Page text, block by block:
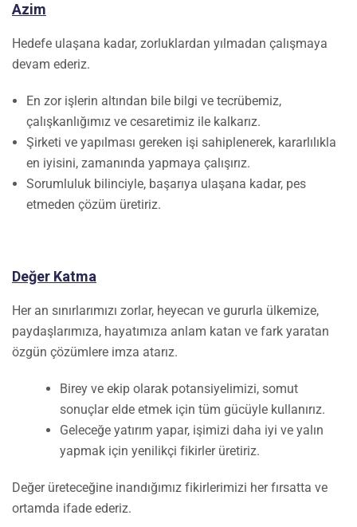
Azim
Hedefe ulaşana kadar, zorluklardan yılmadan çalışmaya
devam ederiz.
En zor işlerin altından bile bilgi ve tecrübemiz,
çalışkanlığımız ve cesaretimiz ile kalkarız.
Şirketi ve yapılması gereken işi sahiplenerek, kararlılıkla
en iyisini, zamanında yapmaya çalışırız.
Sorumluluk bilinciyle, başarıya ulaşana kadar, pes
etmeden çözüm üretiriz.
Değer Katma
Her an sınırlarımızı zorlar, heyecan ve gururla ülkemize,
paydaşlarımıza, hayatımıza anlam katan ve fark yaratan
özgün çözümlere imza atarız.
Birey ve ekip olarak potansiyelimizi, somut
sonuçlar elde etmek için tüm gücüyle kullanırız.
Geleceğe yatırım yapar, işimizi daha iyi ve yalın
yapmak için yenilikçi fikirler üretiriz.
Değer üreteceğine inandığımız fikirlerimizi her fırsatta ve
ortamda ifade ederiz.